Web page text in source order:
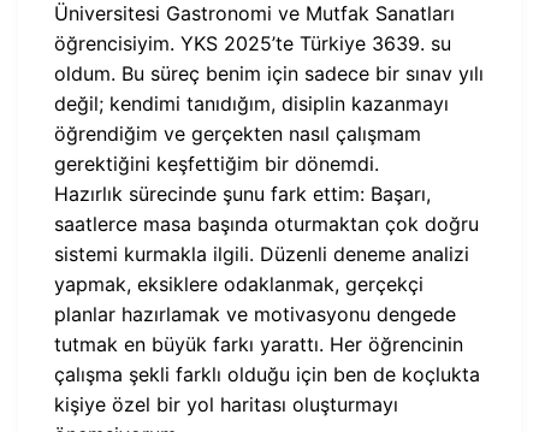
Üniversitesi Gastronomi ve Mutfak Sanatları
öğrencisiyim. YKS 2025’te Türkiye 3639. su
oldum. Bu süreç benim için sadece bir sınav yılı
değil; kendimi tanıdığım, disiplin kazanmayı
öğrendiğim ve gerçekten nasıl çalışmam
gerektiğini keşfettiğim bir dönemdi.
Hazırlık sürecinde şunu fark ettim: Başarı,
saatlerce masa başında oturmaktan çok doğru
sistemi kurmakla ilgili. Düzenli deneme analizi
yapmak, eksiklere odaklanmak, gerçekçi
planlar hazırlamak ve motivasyonu dengede
tutmak en büyük farkı yarattı. Her öğrencinin
çalışma şekli farklı olduğu için ben de koçlukta
kişiye özel bir yol haritası oluşturmayı